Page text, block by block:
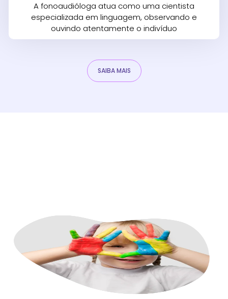
A fonoaudióloga atua como uma cientista
especializada em linguagem, observando e
ouvindo atentamente o indivíduo
SAIBA MAIS